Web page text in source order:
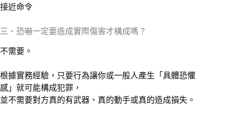
接近命令
三、恐嚇一定要造成實際傷害才構成嗎？
不需要。
根據實務經驗，只要行為讓你或一般人產生「具體恐懼
感」就可能構成犯罪，
並不需要對方真的有武器、真的動手或真的造成損失。